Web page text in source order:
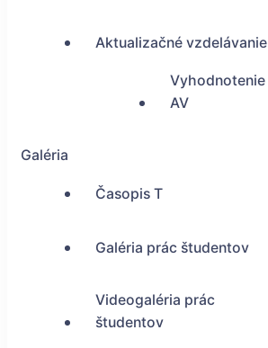
Aktualizačné vzdelávanie
Vyhodnotenie
AV
Galéria
Časopis T
Galéria prác študentov
Videogaléria prác
študentov